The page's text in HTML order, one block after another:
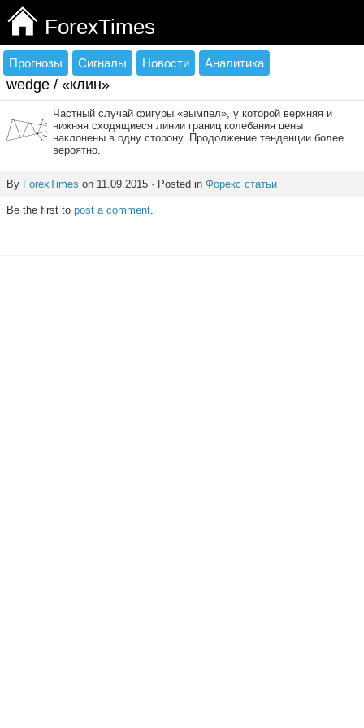
ForexTimes
Прогнозы Сигналы Новости Аналитика
wedge / «клин»
Частный случай фигуры «вымпел», у которой верхняя и
нижняя сходящиеся линии границ колебания цены
наклонены в одну сторону. Продолжение тенденции более
вероятно.
By ForexTimes on 11.09.2015 · Posted in Форекс статьи
Be the first to post a comment.